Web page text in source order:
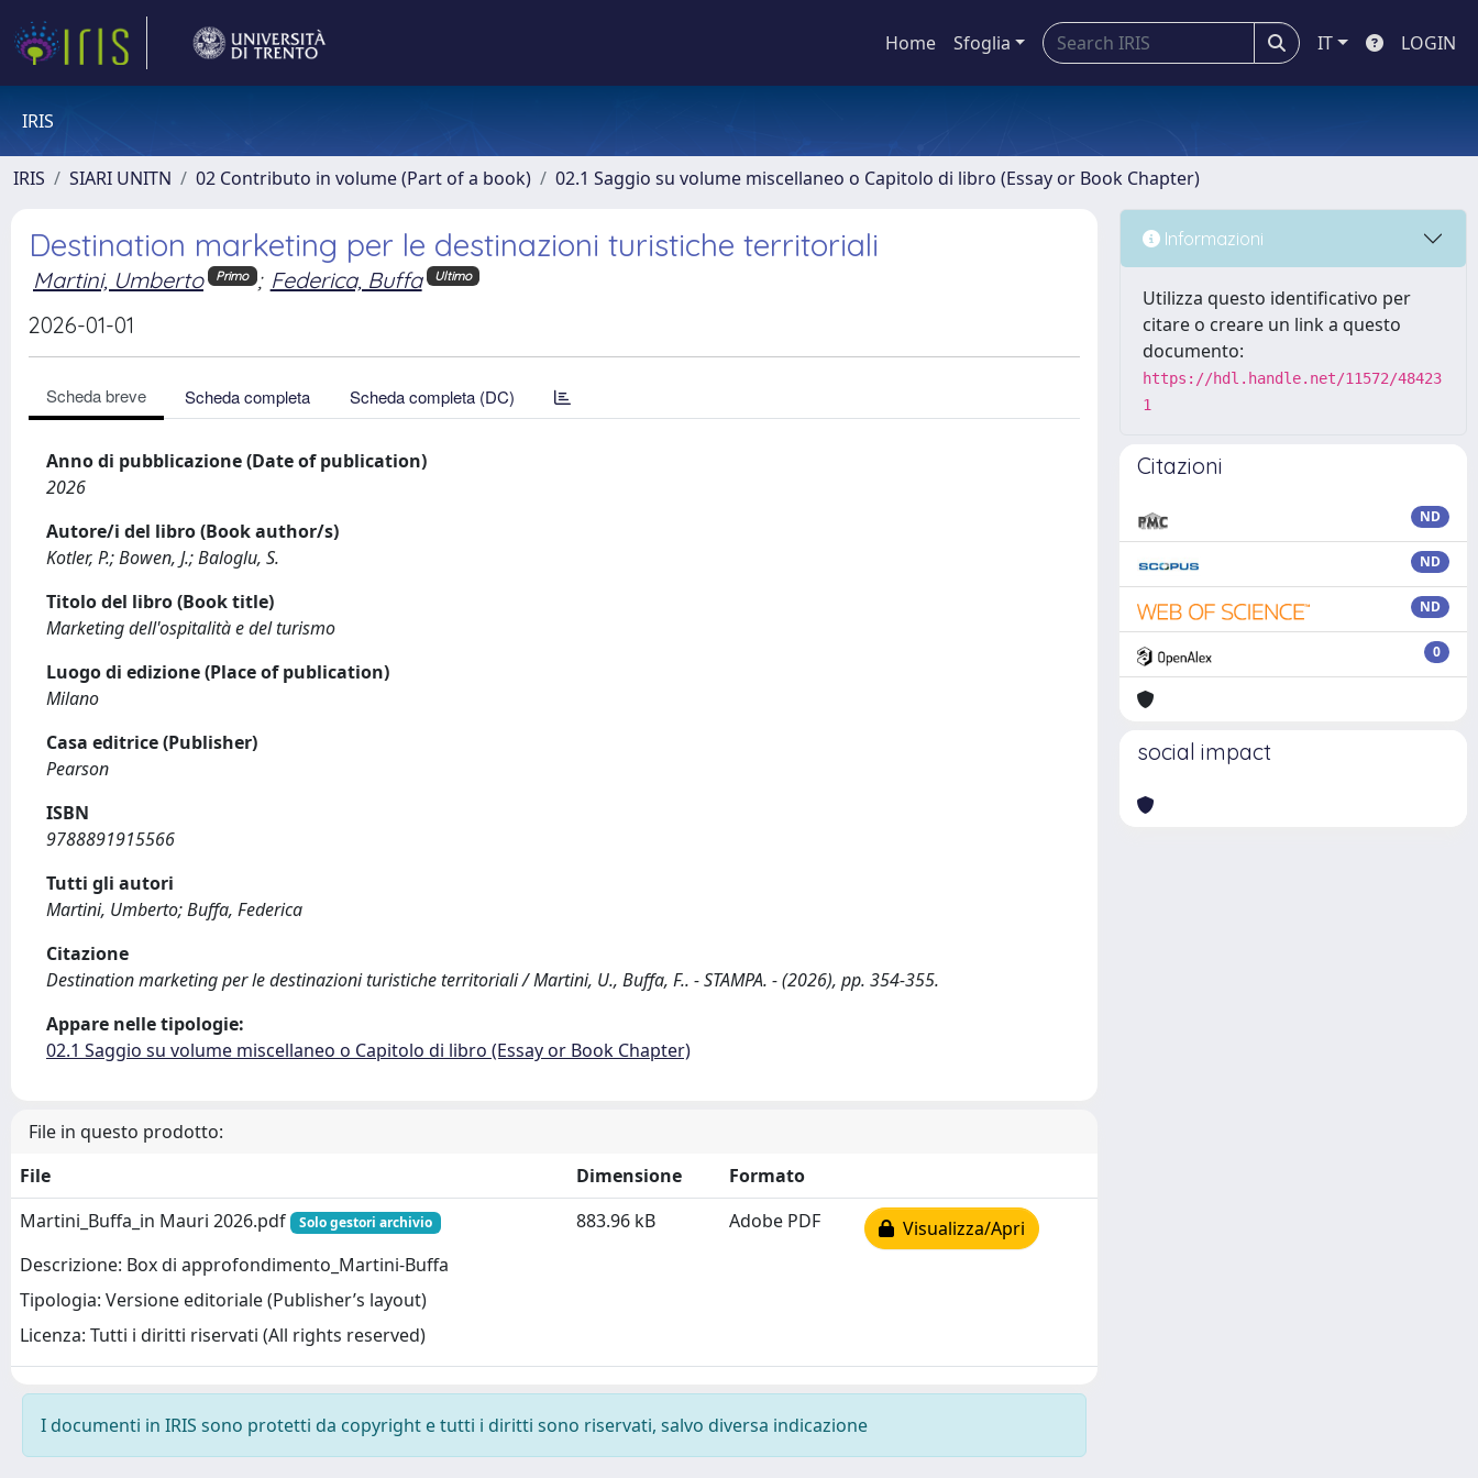
Home Sfoglia IT LOGIN
IRIS
IRIS SIARI UNITN 02 Contributo in volume (Part of a book) 02.1 Saggio su volume miscellaneo o Capitolo di libro (Essay or Book Chapter)
Destination marketing per le destinazioni turistiche territoriali
Martini, Umberto Primo ; Federica, Buffa Ultimo
2026-01-01
Scheda breve Scheda completa Scheda completa (DC)
Anno di pubblicazione (Date of publication)
2026
Autore/i del libro (Book author/s)
Kotler, P.; Bowen, J.; Baloglu, S.
Titolo del libro (Book title)
Marketing dell'ospitalità e del turismo
Luogo di edizione (Place of publication)
Milano
Casa editrice (Publisher)
Pearson
ISBN
9788891915566
Tutti gli autori
Martini, Umberto; Buffa, Federica
Citazione
Destination marketing per le destinazioni turistiche territoriali / Martini, U., Buffa, F.. - STAMPA. - (2026), pp. 354-355.
Appare nelle tipologie:
02.1 Saggio su volume miscellaneo o Capitolo di libro (Essay or Book Chapter)
File in questo prodotto:
File
Dimensione
Formato
Martini_Buffa_in Mauri 2026.pdf
Solo gestori archivio
Descrizione: Box di approfondimento_Martini-Buffa
Tipologia: Versione editoriale (Publisher’s layout)
Licenza: Tutti i diritti riservati (All rights reserved)
883.96 kB Adobe PDF Visualizza/Apri
I documenti in IRIS sono protetti da copyright e tutti i diritti sono riservati, salvo diversa indicazione
Informazioni
Utilizza questo identificativo per
citare o creare un link a questo
documento:
https://hdl.handle.net/11572/48423
1
Citazioni
ND
ND
ND
0
social impact